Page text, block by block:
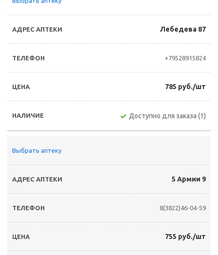
Лебедева 87
+79528915824
785 руб./шт
Доступно для заказа (1)
Выбрать аптеку
5 Армии 9
8(3822)46-04-59
755 руб./шт